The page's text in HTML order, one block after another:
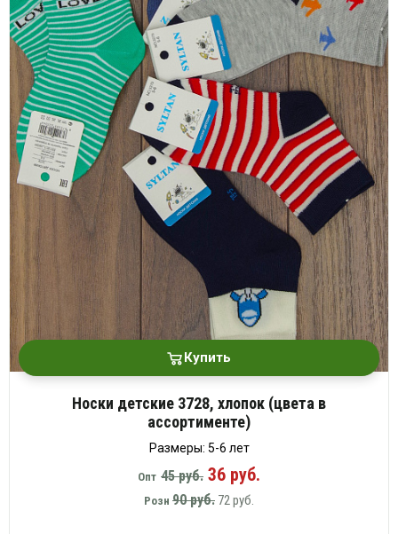
Купить
Носки детские 3728, хлопок (цвета в
ассортименте)
Размеры: 5-6 лет
Опт 45 руб. 36 руб.
Розн 90 руб. 72 руб.